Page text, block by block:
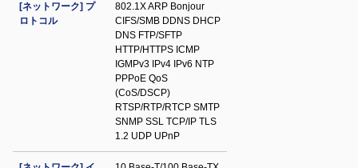
[ネットワーク] プ
ロトコル
802.1X ARP Bonjour
CIFS/SMB DDNS DHCP
DNS FTP/SFTP
HTTP/HTTPS ICMP
IGMPv3 IPv4 IPv6 NTP
PPPoE QoS
(CoS/DSCP)
RTSP/RTP/RTCP SMTP
SNMP SSL TCP/IP TLS
1.2 UDP UPnP